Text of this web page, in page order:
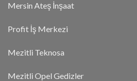
Mersin Ateş İnşaat
Profit İş Merkezi
Mezitli Teknosa
Mezitli Opel Gedizler